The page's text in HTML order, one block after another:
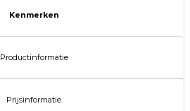
Kenmerken
Productinformatie
Prijsinformatie